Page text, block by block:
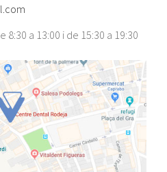
8:30 a 13:00 i de 15:30 a 19:30